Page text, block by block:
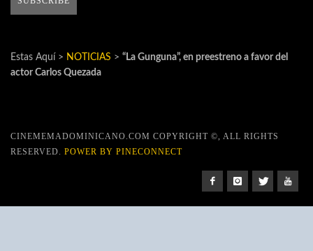
Estas Aquí > NOTICIAS > “La Gunguna”, en preestreno a favor del
actor Carlos Quezada
CINEMEMADOMINICANO.COM COPYRIGHT ©, ALL RIGHTS
RESERVED. POWER BY PINECONNECT